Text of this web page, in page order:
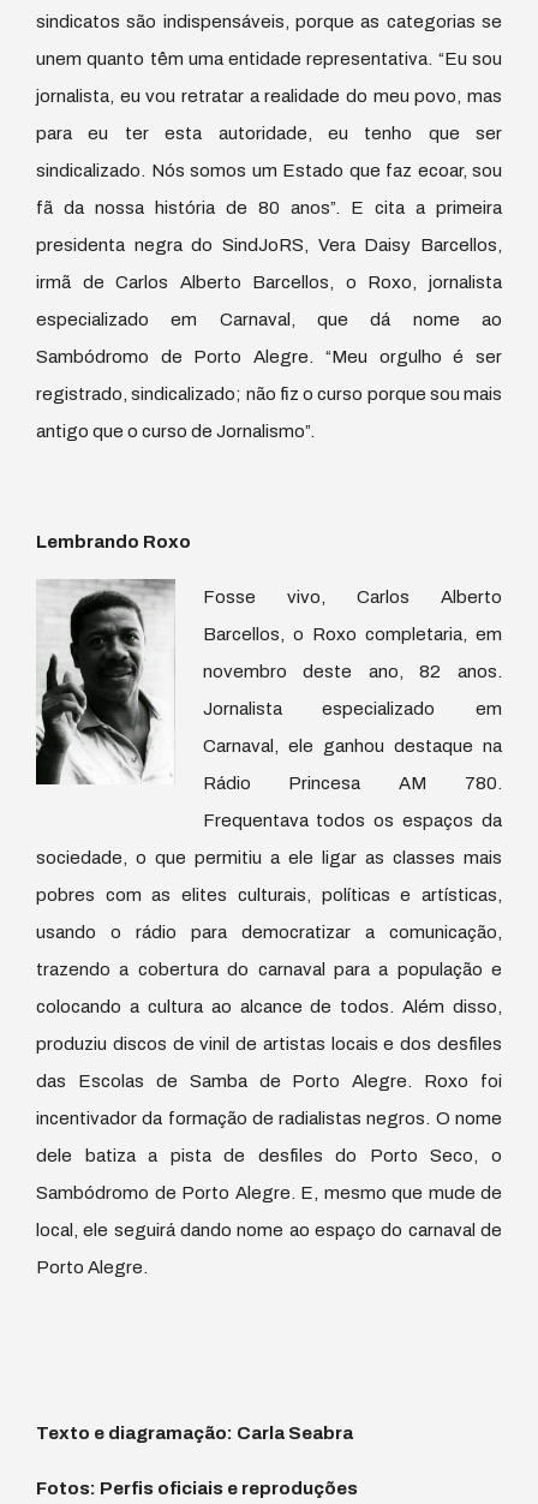
sindicatos são indispensáveis, porque as categorias se
unem quanto têm uma entidade representativa. “Eu sou
jornalista, eu vou retratar a realidade do meu povo, mas
para eu ter esta autoridade, eu tenho que ser
sindicalizado. Nós somos um Estado que faz ecoar, sou
fã da nossa história de 80 anos”. E cita a primeira
presidenta negra do SindJoRS, Vera Daisy Barcellos,
irmã de Carlos Alberto Barcellos, o Roxo, jornalista
especializado em Carnaval, que dá nome ao
Sambódromo de Porto Alegre. “Meu orgulho é ser
registrado, sindicalizado; não fiz o curso porque sou mais
antigo que o curso de Jornalismo”.
Lembrando Roxo
Fosse vivo, Carlos Alberto
Barcellos, o Roxo completaria, em
novembro deste ano, 82 anos.
Jornalista especializado em
Carnaval, ele ganhou destaque na
Rádio Princesa AM 780.
Frequentava todos os espaços da
sociedade, o que permitiu a ele ligar as classes mais
pobres com as elites culturais, políticas e artísticas,
usando o rádio para democratizar a comunicação,
trazendo a cobertura do carnaval para a população e
colocando a cultura ao alcance de todos. Além disso,
produziu discos de vinil de artistas locais e dos desfiles
das Escolas de Samba de Porto Alegre. Roxo foi
incentivador da formação de radialistas negros. O nome
dele batiza a pista de desfiles do Porto Seco, o
Sambódromo de Porto Alegre. E, mesmo que mude de
local, ele seguirá dando nome ao espaço do carnaval de
Porto Alegre.
Texto e diagramação: Carla Seabra
Fotos: Perfis oficiais e reproduções